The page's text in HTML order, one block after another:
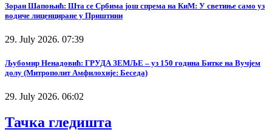
Зоран Шапоњић: Шта се Србима још спрема на КиМ: У светиње само уз
водиче лиценциране у Приштини
29. July 2026. 07:39
Љубомир Ненадовић: ГРУДА ЗЕМЉЕ – уз 150 година Битке на Вучјем
долу (Митрополит Амфилохије: Беседа)
29. July 2026. 06:02
Тачка гледишта